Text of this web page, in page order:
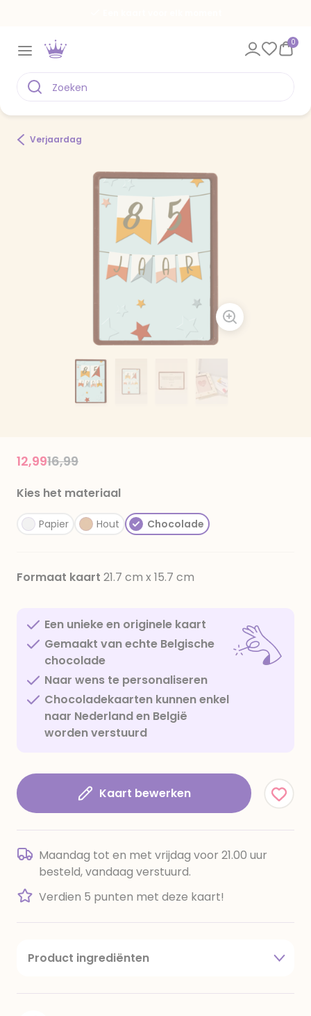
0
Verjaardag
Price reduced from
16,99to
12,99
Kies het materiaal
Papier Hout Chocolade
Formaat kaart 21.7 cm x 15.7 cm
Een unieke en originele kaart
Gemaakt van echte Belgische
chocolade
Naar wens te personaliseren
Chocoladekaarten kunnen enkel
naar Nederland en België
worden verstuurd
Kaart bewerken
Maandag tot en met vrijdag voor 21.00 uur
besteld, vandaag verstuurd.
Verdien 5 punten met deze kaart!
Product ingrediënten
amandelen,cacaomassa, emulgator (sojalecithine),